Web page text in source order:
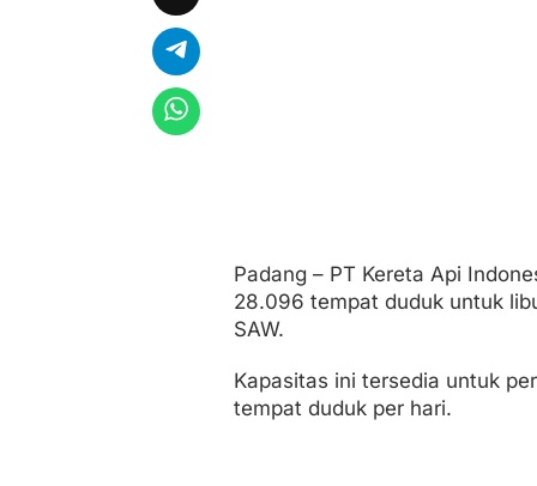
Padang – PT Kereta Api
28.096 tempat duduk untuk
SAW.
Kapasitas ini tersedia untuk
tempat duduk per hari.